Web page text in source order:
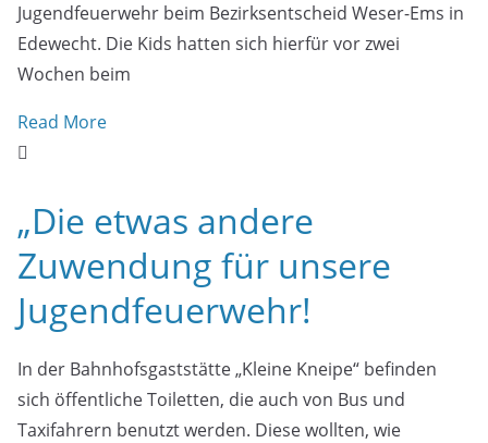
Jugendfeuerwehr beim Bezirksentscheid Weser-Ems in
Edewecht. Die Kids hatten sich hierfür vor zwei
Wochen beim
Read More
„Die etwas andere
Zuwendung für unsere
Jugendfeuerwehr!
In der Bahnhofsgaststätte „Kleine Kneipe“ befinden
sich öffentliche Toiletten, die auch von Bus und
Taxifahrern benutzt werden. Diese wollten, wie